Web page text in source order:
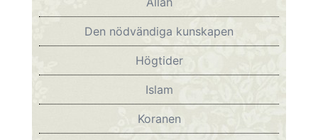
Den nödvändiga kunskapen
Högtider
Islam
Koranen